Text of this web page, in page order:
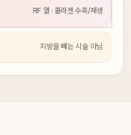
RF 열 · 콜라겐 수축/재생
지방을 빼는 시술 아님